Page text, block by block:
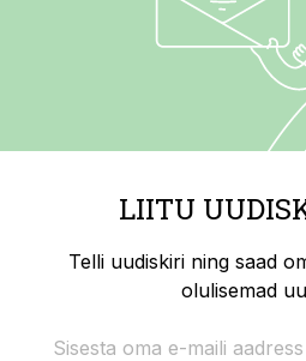
LIITU
Telli uudiskiri ning saad
olulisemad